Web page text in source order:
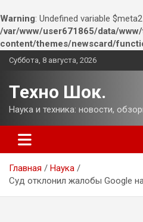
Warning: Undefined variable
/var/www/user671865/data/
content/themes/newscard/
Перейти
Суббота, 8 августа, 2026
Техно Шок.
Наука и техника: новости,
Главная
Наука
Суд отклонил жалобы Google